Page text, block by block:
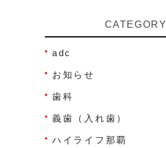
CATEGORY
adc
お知らせ
歯科
義歯（入れ歯）
ハイライフ那覇